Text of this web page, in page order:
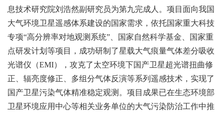
息技术研究院刘浩然副研究员为第九完成人。项目面向我国
大气环境卫星遥感体系建设的国家需求，依托国家重大科技
专项“高分辨率对地观测系统”、国家自然科学基金、国家重
点研发计划等项目，成功研制了星载大气痕量气体差分吸收
光谱仪（EMI），攻克了太空环境下国产卫星超光谱扭曲修
正、辐亮度修正、多组分气体反演等系列遥感技术，实现了
国产卫星污染气体精准稳定观测。项目成果已在生态环境部
卫星环境应用中心等相关业务单位的大气污染防治工作中推